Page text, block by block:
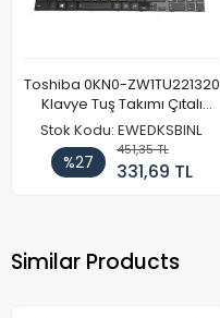
Toshiba 0KN0-ZW1TU221320
Klavye Tuş Takımı Çıtalı
Siyah
Stok Kodu: EWEDKSBINL
%27
451,35 TL
331,69 TL
Similar Products